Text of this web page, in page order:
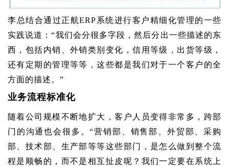
李总结合通过正航ERP系统进行客户精细化管理的一些
实践说道：“我们会分很多字段，然后分出一些描述的东
西，包括内销、外销类别变化，信用等级，出货等级，
还有定期的管理等等，这些都是我们对于一个客户的全
方面的描述。”
业务流程标准化
随着公司规模不断地扩大，客户人员变得非常多，跨部
门的沟通也会很多。“营销部、销售部、外贸部、采购
部、技术部、生产部等等这些部门，是怎么做到整个流
程是顺畅的，而不是相互扯皮呢？我们一定要在系统上